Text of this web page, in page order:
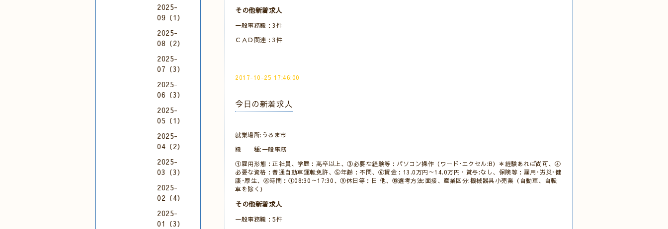
その他新着求人
一般事務職：3件
ＣＡＤ関連：3件
2017-10-25 17:46:00
今日の新着求人
就業場所:うるま市
職 種:一般事務
①雇用形態：正社員、学歴：高卒以上、③必要な経験等：パソコン操作（ワード･エクセル:B）＊経験あれば尚可、④
必要な資格：普通自動車運転免許、⑤年齢：不問、⑥賃金：13.0万円～14.0万円・賞与:なし、保険等：雇用･労災･健
康･厚生、⑧時間：①08:30～17:30、⑨休日等：日 他、⑩選考方法:面接、産業区分:機械器具小売業（自動車、自転
車を除く）
その他新着求人
一般事務職：5件
2025-
09（1）
2025-
08（2）
2025-
07（3）
2025-
06（3）
2025-
05（1）
2025-
04（2）
2025-
03（3）
2025-
02（4）
2025-
01（3）